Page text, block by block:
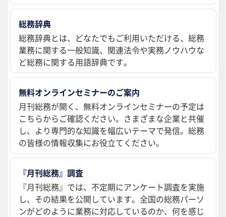
総務辞典
総務辞典とは、どなたでもご利用いただける、総務
業務に関する一般知識、関連法令や実務ノウハウな
ど総務に関する用語辞典です。
無料オンラインセミナーのご案内
月刊総務が開く、無料オンラインセミナーの予定は
こちらからご確認ください。さまざまな企業と共催
し、より専門的な知識を幅広いテーマで発信。総務
の皆様の情報収集にお役立てください。
『月刊総務』調査
『月刊総務』では、不定期にアンケート調査を実施
し、その結果を公開しています。全国の総務パーソ
ンがどのように業務に対応しているのか、何を感じ